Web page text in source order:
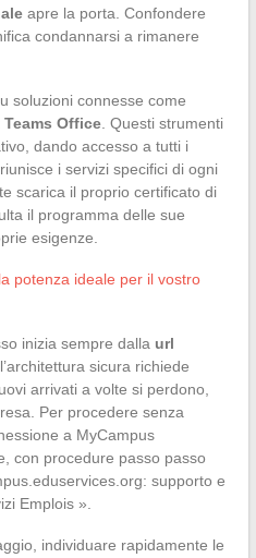
apre la porta. Confondere
condannarsi a rimanere
soluzioni connesse come
Office. Questi strumenti
dando accesso a tutti i
i servizi specifici di ogni
scarica il proprio certificato di
il programma delle sue
esigenze.
potenza ideale per il vostro
inizia sempre dalla url
l’architettura sicura richiede
arrivati a volte si perdono,
Per procedere senza
a MyCampus
con procedure passo passo
supporto e
Emplois ».
individuare rapidamente le